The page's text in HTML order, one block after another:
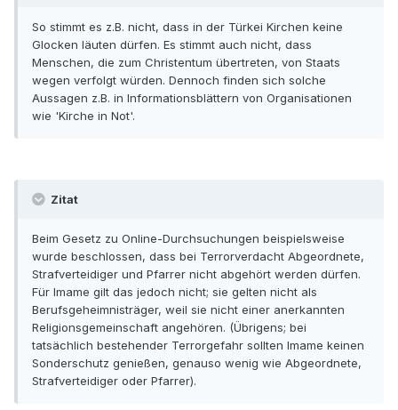
So stimmt es z.B. nicht, dass in der Türkei Kirchen keine
Glocken läuten dürfen. Es stimmt auch nicht, dass
Menschen, die zum Christentum übertreten, von Staats
wegen verfolgt würden. Dennoch finden sich solche
Aussagen z.B. in Informationsblättern von Organisationen
wie 'Kirche in Not'.
Zitat
Beim Gesetz zu Online-Durchsuchungen beispielsweise
wurde beschlossen, dass bei Terrorverdacht Abgeordnete,
Strafverteidiger und Pfarrer nicht abgehört werden dürfen.
Für Imame gilt das jedoch nicht; sie gelten nicht als
Berufsgeheimnisträger, weil sie nicht einer anerkannten
Religionsgemeinschaft angehören. (Übrigens; bei
tatsächlich bestehender Terrorgefahr sollten Imame keinen
Sonderschutz genießen, genauso wenig wie Abgeordnete,
Strafverteidiger oder Pfarrer).